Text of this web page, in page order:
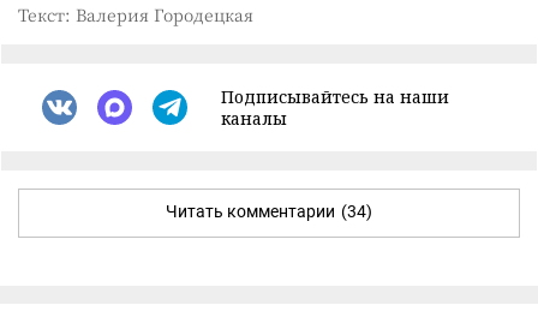
Текст: Валерия Городецкая
Подписывайтесь на наши
каналы
Читать комментарии (34)